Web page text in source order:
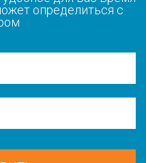
определиться с